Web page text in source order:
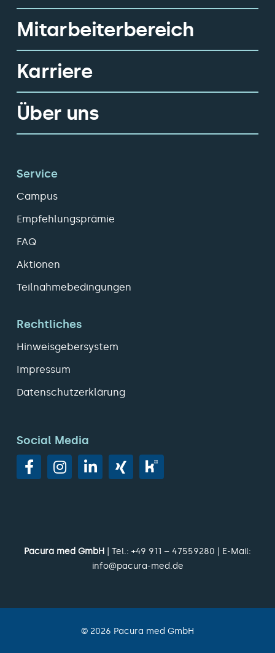
Mitarbeiterbereich
Karriere
Über uns
Service
Campus
Empfehlungsprämie
FAQ
Aktionen
Teilnahmebedingungen
Rechtliches
Hinweisgebersystem
Impressum
Datenschutzerklärung
Social Media
Pacura med GmbH | Tel.: +49 911 – 47559280 | E-Mail:
info@pacura-med.de
© 2026 Pacura med GmbH